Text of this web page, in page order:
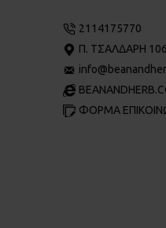
2114175770
Π. ΤΣΑΛΔΆΡΗ
ΦΟΡΜΑ